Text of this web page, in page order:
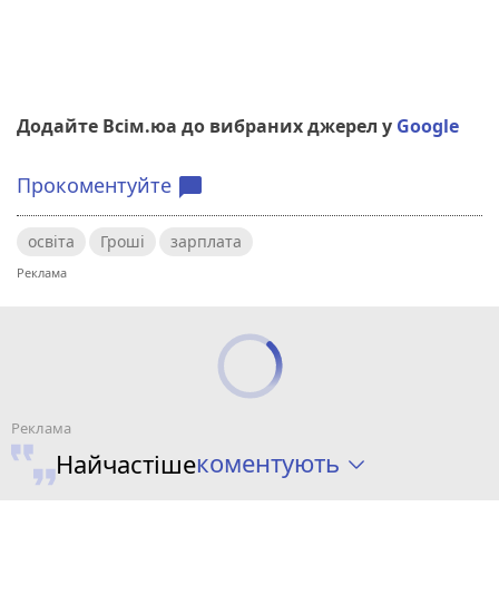
Додайте Всім.юа до вибраних джерел у Google
Прокоментуйте chat_bubble
освіта Гроші зарплата
Найчастішекоментують